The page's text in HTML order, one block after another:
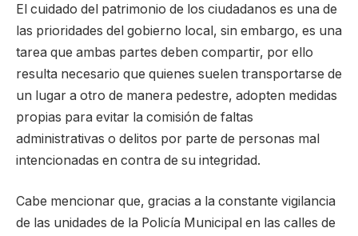
El cuidado del patrimonio de los ciudadanos es una de
las prioridades del gobierno local, sin embargo, es una
tarea que ambas partes deben compartir, por ello
resulta necesario que quienes suelen transportarse de
un lugar a otro de manera pedestre, adopten medidas
propias para evitar la comisión de faltas
administrativas o delitos por parte de personas mal
intencionadas en contra de su integridad.
Cabe mencionar que, gracias a la constante vigilancia
de las unidades de la Policía Municipal en las calles de